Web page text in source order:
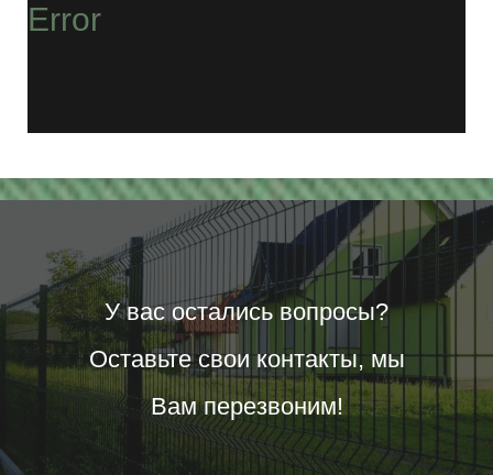
Error
У вас остались вопросы?
Оставьте свои контакты, мы
Вам перезвоним!